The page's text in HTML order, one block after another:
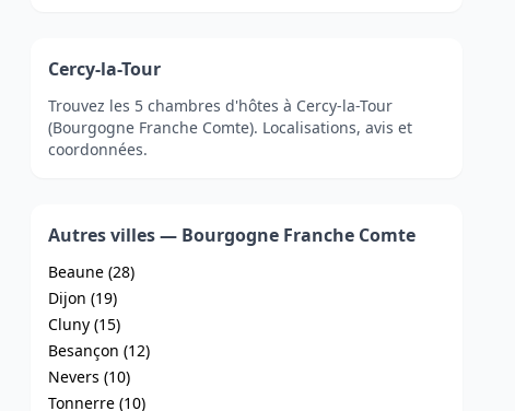
Cercy-la-Tour
Trouvez les 5 chambres d'hôtes à Cercy-la-Tour
(Bourgogne Franche Comte). Localisations, avis et
coordonnées.
Autres villes — Bourgogne Franche Comte
Beaune (28)
Dijon (19)
Cluny (15)
Besançon (12)
Nevers (10)
Tonnerre (10)